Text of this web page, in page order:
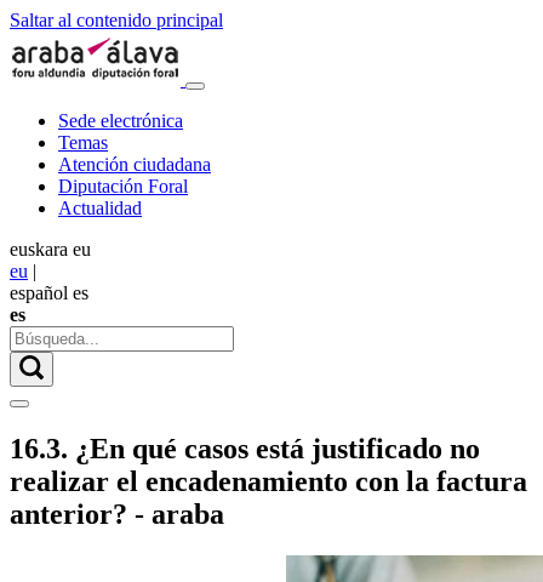
Saltar al contenido principal
Sede electrónica
Temas
Atención ciudadana
Diputación Foral
Actualidad
euskara eu
eu |
español es
es
16.3. ¿En qué casos está justificado no
realizar el encadenamiento con la factura
anterior? - araba